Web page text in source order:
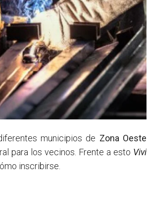
municipios de Zona Oeste
para los vecinos. Frente a esto Viví
inscribirse.